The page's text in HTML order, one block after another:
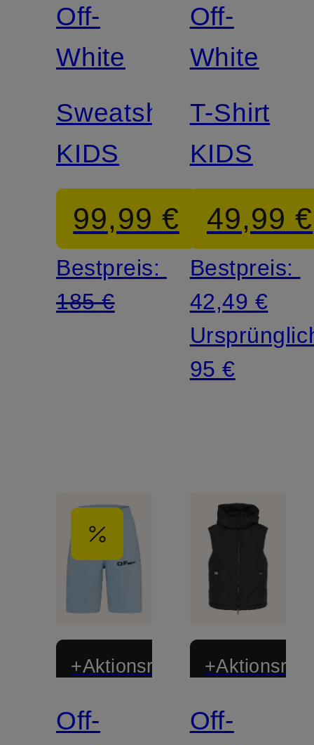
Off-
White
Sweatshirt
KIDS
99,99 €
Bestpreis:
185 €
Off-
White
T-Shirt
KIDS
49,99 €
Bestpreis:
42,49 €
95 €
+Aktionsrabatt
Off-
Off-